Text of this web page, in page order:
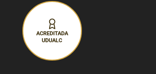
ACREDITADA
UDUALC